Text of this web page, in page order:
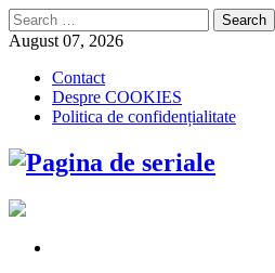
Search
for:
August 07, 2026
Contact
Despre COOKIES
Politica de confidențialitate